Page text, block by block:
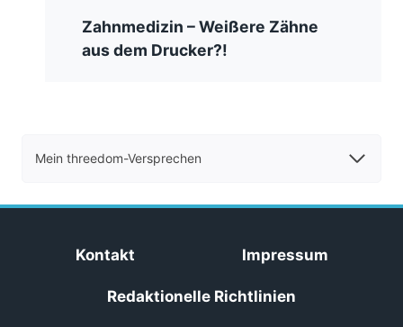
Zahnmedizin – Weißere Zähne
aus dem Drucker?!
Mein threedom-Versprechen
Kontakt Impressum
Redaktionelle Richtlinien